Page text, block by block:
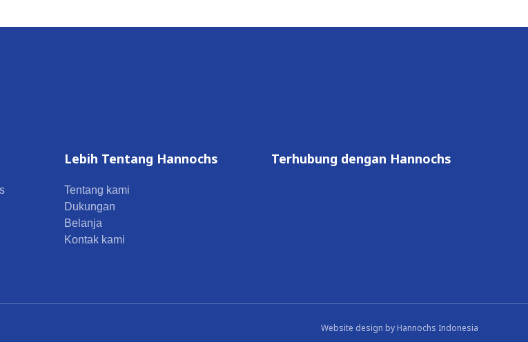
Lebih Tentang Hannochs
Tentang kami
Dukungan
Belanja
Kontak kami
Terhubung dengan Hannochs
Website design by Hannochs Indonesia